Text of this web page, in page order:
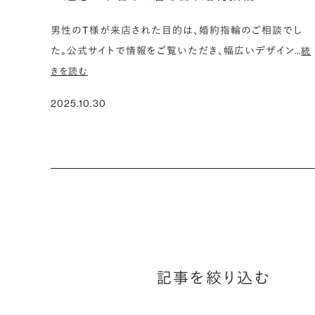
男性のT様が来店された目的は、婚約指輪のご相談でし
た。公式サイトで情報をご覧いただき、幅広いデザイン…続
きを読む
2025.10.30
記事を絞り込む